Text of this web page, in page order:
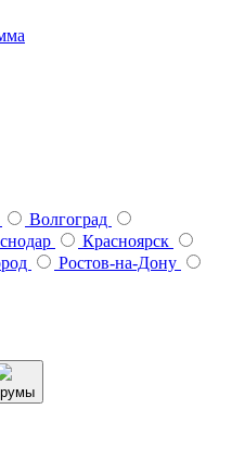
Волгоград
Красноярск
Ростов-на-Дону